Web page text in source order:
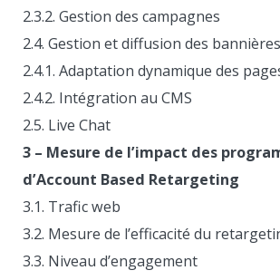
2.3.2. Gestion des campagnes
2.4. Gestion et diffusion des
2.4.1. Adaptation dynamique des
2.4.2. Intégration au CMS
2.5. Live Chat
3 – Mesure de l’impact des
d’Account Based Retargeting
3.1. Trafic web
3.2. Mesure de l’efficacité du
3.3. Niveau d’engagement